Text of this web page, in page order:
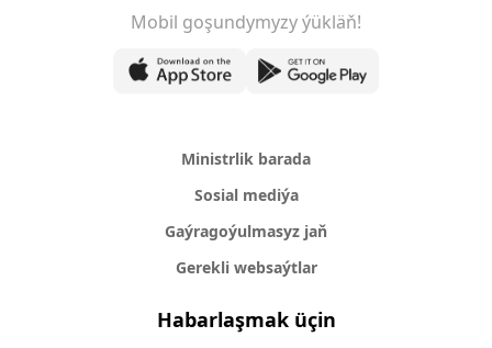
Mobil goşundymyzy ýükläň!
Ministrlik barada
Sosial mediýa
Gaýragoýulmasyz jaň
Gerekli websaýtlar
Habarlaşmak üçin